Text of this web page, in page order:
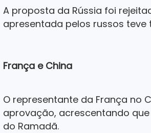
A proposta da Rússia foi
apresentada pelos russos teve
França e China
O representante da França no
aprovação, acrescentando
do Ramadã.